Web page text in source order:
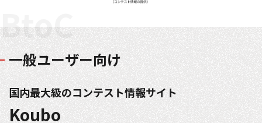
掲載内容のご確認はこちら
BtoC
一般ユーザー向け
国内最大級のコンテスト情報サイト
Koubo